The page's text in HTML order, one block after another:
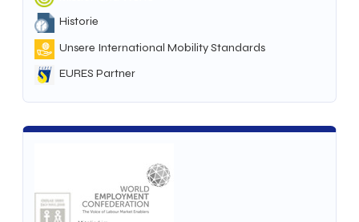
Historie
Unsere International Mobility Standards
EURES Partner